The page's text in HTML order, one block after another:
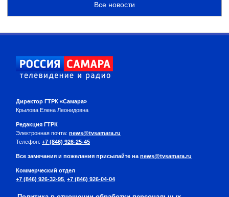
Все новости
Директор ГТРК «Самара»
Крылова Елена Леонидовна
Редакция ГТРК
Электронная почта: news@tvsamara.ru
Телефон: +7 (846) 926-25-45
Все замечания и пожелания присылайте на news@tvsamara.ru
Коммерческий отдел
+7 (846) 926-32-95 +7 (846) 926-04-04